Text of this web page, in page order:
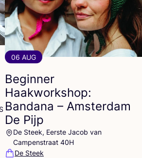
06 AUG
Beginner
Haakworkshop:
Bandana – Amsterdam
De Pijp
De Steek, Eerste Jacob van
Campenstraat 40H
De Steek